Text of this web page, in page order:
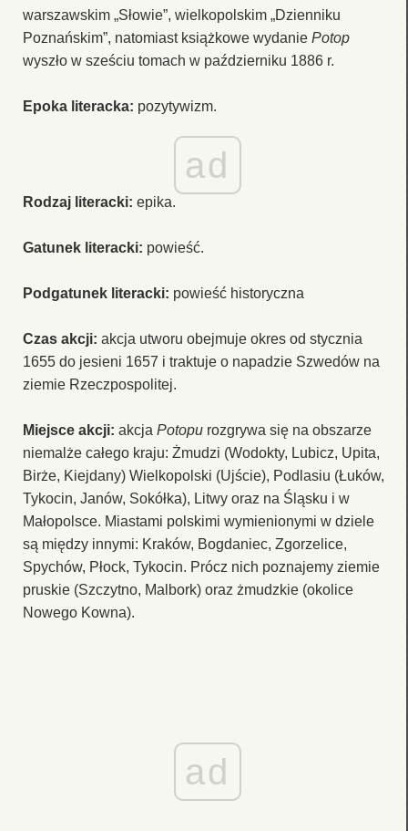
warszawskim „Słowie”, wielkopolskim „Dzienniku
Poznańskim”, natomiast książkowe wydanie Potop
wyszło w sześciu tomach w październiku 1886 r.
Epoka literacka: pozytywizm.
ad
Rodzaj literacki: epika.
Gatunek literacki: powieść.
Podgatunek literacki: powieść historyczna
Czas akcji: akcja utworu obejmuje okres od stycznia
1655 do jesieni 1657 i traktuje o napadzie Szwedów na
ziemie Rzeczpospolitej.
Miejsce akcji: akcja Potopu rozgrywa się na obszarze
niemalże całego kraju: Żmudzi (Wodokty, Lubicz, Upita,
Birże, Kiejdany) Wielkopolski (Ujście), Podlasiu (Łuków,
Tykocin, Janów, Sokółka), Litwy oraz na Śląsku i w
Małopolsce. Miastami polskimi wymienionymi w dziele
są między innymi: Kraków, Bogdaniec, Zgorzelice,
Spychów, Płock, Tykocin. Prócz nich poznajemy ziemie
pruskie (Szczytno, Malbork) oraz żmudzkie (okolice
Nowego Kowna).
ad